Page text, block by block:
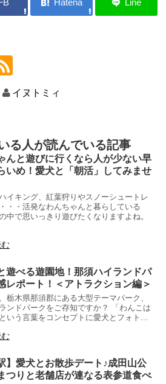
イヌトミィ
る人が読んでいる記事
んと遊びに行くなら人が少ない早
いめ！愛犬と「朝活」してみませ
イキング、紅葉狩りやスノーシュートレ
・・活発なわんちゃんと暮らしている
中で思いっきり遊びたくなりますよね。
遊べる遊園地！那須ハイランドパ
レポート！＜アトラクション編＞
栃木県那須郡にある大型テーマパーク、
ンドパークをご存知ですか？ 「わんこは
いう言葉をコンセプトに愛犬とフォト...
】愛犬とお散歩デート♪成田山公
つりと老舗店が連なる表参道食べ